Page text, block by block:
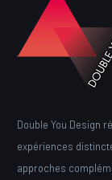
Double You Design
expériences
approches